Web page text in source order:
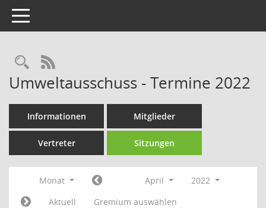
Toggle navigation
Rechercheauswahl
RSS-Feed
Umweltausschuss - Termine 2022
Informationen Mitglieder
Vertreter Sitzungen
Monat April
2022
Aktuell
Gremium auswählen